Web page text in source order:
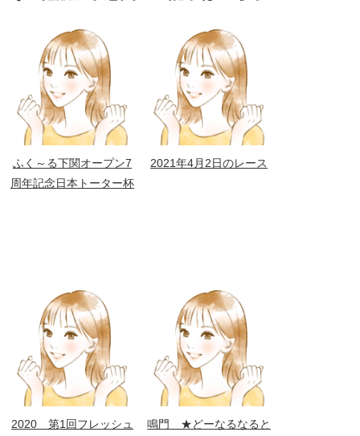
ふく～る下関オープン7
周年記念日本トーター杯
2021年4月2日のレース
2020 第1回フレッシュ
鳴門 ★どーなるなると